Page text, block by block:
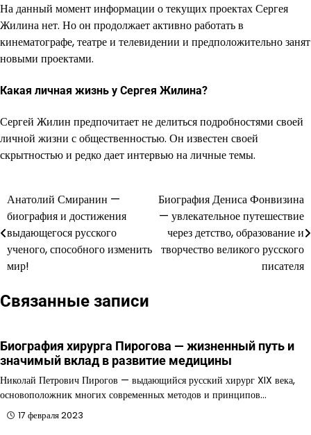
На данный момент информации о текущих проектах Сергея
Жилина нет. Но он продолжает активно работать в
кинематографе, театре и телевидении и предположительно занят
новыми проектами.
Какая личная жизнь у Сергея Жилина?
Сергей Жилин предпочитает не делиться подробностями своей
личной жизни с общественностью. Он известен своей
скрытностью и редко дает интервью на личные темы.
Навигация
по
записям
Анатолий Смиранин —
биография и достижения
выдающегося русского
ученого, способного изменить
мир!
Биография Дениса Фонвизина
— увлекательное путешествие
через детство, образование и
творчество великого русского
писателя
Связанные записи
Биография хирурга Пирогова — жизненный путь и
значимый вклад в развитие медицины
Николай Петрович Пирогов — выдающийся русский хирург XIX века,
основоположник многих современных методов и принципов…
17 февраля 2023